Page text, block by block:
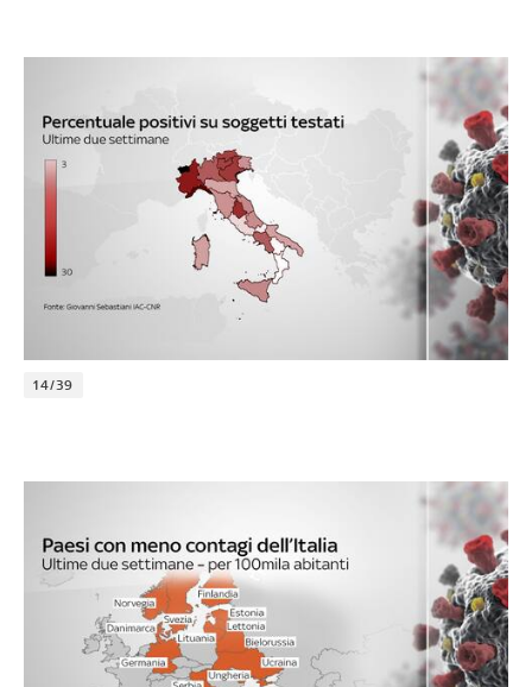
14/39